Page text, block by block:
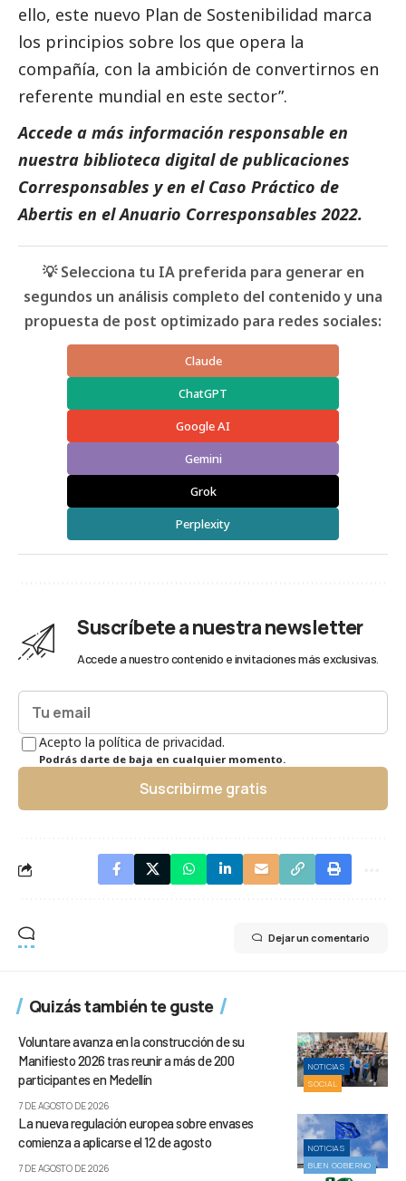
ello, este nuevo Plan de Sostenibilidad marca
los principios sobre los que opera la
compañía, con la ambición de convertirnos en
referente mundial en este sector”.
Accede a más información responsable en
nuestra biblioteca digital de publicaciones
Corresponsables y en el Caso Práctico de
Abertis en elAnuario Corresponsables 2022.
💡 Selecciona tu IA preferida para generar en
segundos un análisis completo del contenido y una
propuesta de post optimizado para redes sociales:
Claude
ChatGPT
Google AI
Gemini
Grok
Perplexity
Suscríbete a nuestra newsletter
Accede a nuestro contenido e invitaciones más exclusivas.
Acepto la política de privacidad.
Podrás darte de baja en cualquier momento.
Suscribirme gratis
Dejar un comentario
Quizás también te guste
NOTICIAS
SOCIAL
Voluntare avanza en la construcción de su
Manifiesto 2026 tras reunir a más de 200
participantes en Medellín
7 DE AGOSTO DE 2026
NOTICIAS
BUEN GOBIERNO
La nueva regulación europea sobre envases
comienza a aplicarse el 12 de agosto
7 DE AGOSTO DE 2026